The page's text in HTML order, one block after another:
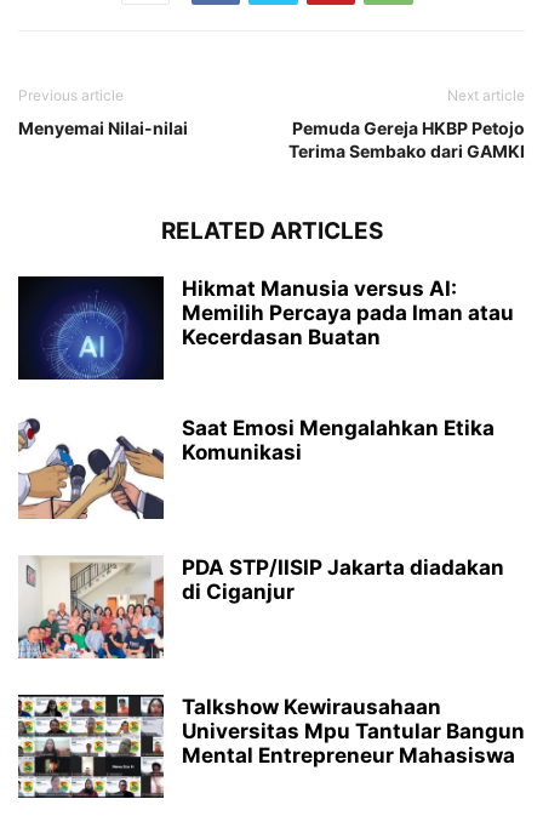
Previous article
Menyemai Nilai-nilai
Next article
Pemuda Gereja HKBP Petojo
Terima Sembako dari GAMKI
RELATED ARTICLES
Hikmat Manusia versus AI:
Memilih Percaya pada Iman atau
Kecerdasan Buatan
Saat Emosi Mengalahkan Etika
Komunikasi
PDA STP/IISIP Jakarta diadakan
di Ciganjur
Talkshow Kewirausahaan
Universitas Mpu Tantular Bangun
Mental Entrepreneur Mahasiswa